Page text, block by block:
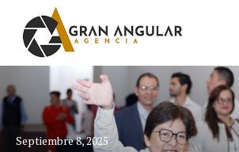
Septiembre 8, 2025